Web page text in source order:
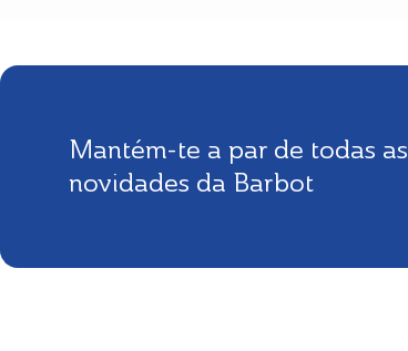
Mantém-te a par de todas as
novidades da Barbot